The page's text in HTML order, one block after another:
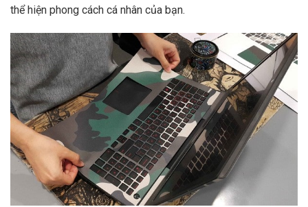
thể hiện phong cách cá nhân của bạn.